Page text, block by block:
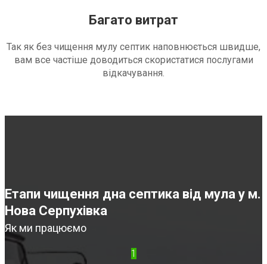
Багато витрат
Так як без чищення мулу септик наповнюється швидше,
вам все частіше доводиться скористатися послугами
відкачування.
Етапи чищення дна септика від мула у м.
Нова Серпухівка
Як ми працюємо
1